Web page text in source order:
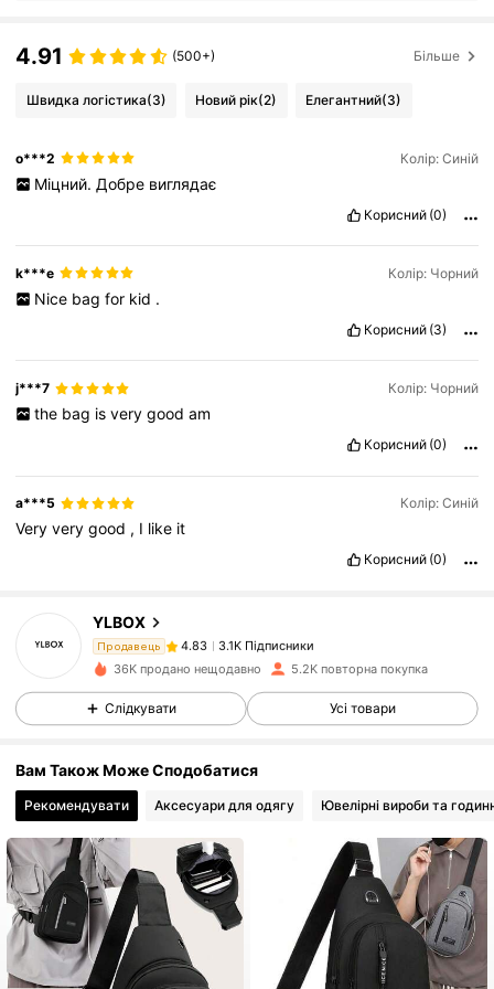
4.91 (500+) Більше
Швидка логістика(3) Новий рік(2) Елегантний(3)
o***2 Колір: Синій
Міцний. Добре виглядає
Корисний (0)
k***e Колір: Чорний
Nice bag for kid .
Корисний (3)
j***7 Колір: Чорний
the bag is very good am
Корисний (0)
a***5 Колір: Синій
Veryverygood , I like it
Корисний (0)
YLBOX
Продавець 4.83
3.1K Підписники
підписався на1 день тому
3.1K Підписники
3.1K Підписники
4.83 3.1K Підписники
4.83 3.1K Підписники
4.83 3.1K Підписники
4.83 3.1K Підписники
36K продано нещодавно 5.2K повторна покупка
Слідкувати Усі товари
Вам Також Може Сподобатися
Рекомендувати Аксесуари для одягу Ювелірні вироби та